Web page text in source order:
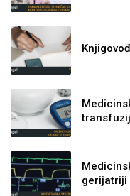
gerijatriji